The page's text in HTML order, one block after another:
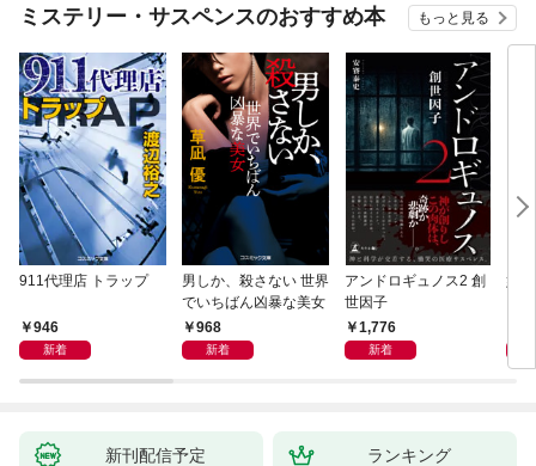
ミステリー・サスペンスのおすすめ本 もっと見る
911代理店 トラップ
946
新着
男しか、殺さない 世界
でいちばん凶暴な美女
968
新着
アンドロギュノス2 創
世因子
1,776
新着
姐
新刊配信予定 ランキング